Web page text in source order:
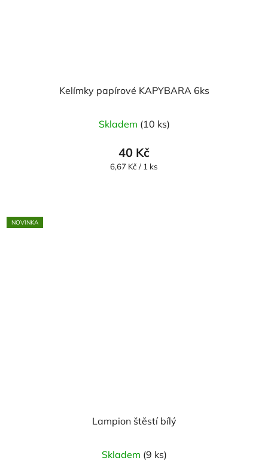
Kelímky papírové KAPYBARA 6ks
Skladem (10 ks)
40 Kč
Měrná
6,67 Kč / 1 ks
NOVINKA
Lampion štěstí bílý
Skladem (9 ks)